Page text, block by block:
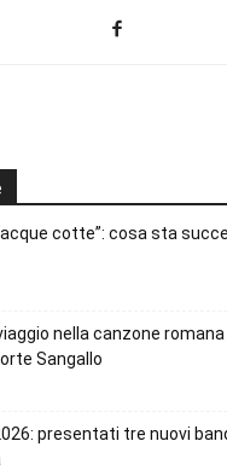
cotte”: cosa sta
nella canzone romana
Sangallo
presentati tre nuovi